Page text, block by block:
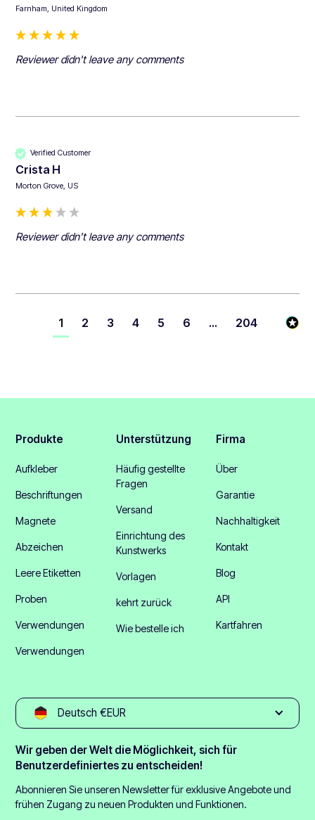
Farnham, United Kingdom
Reviewer didn't leave any comments
Verified Customer
Crista H
Morton Grove, US
Reviewer didn't leave any comments
1 2 3 4 5 6 ... 204
Produkte
Aufkleber
Beschriftungen
Magnete
Abzeichen
Leere Etiketten
Proben
Verwendungen
Verwendungen
Unterstützung
Häufig gestellte
Fragen
Versand
Einrichtung des
Kunstwerks
Vorlagen
kehrt zurück
Wie bestelle ich
Firma
Über
Garantie
Nachhaltigkeit
Kontakt
Blog
API
Kartfahren
Deutsch €EUR
Wir geben der Welt die Möglichkeit, sich für
Benutzerdefiniertes zu entscheiden!
Abonnieren Sie unseren Newsletter für exklusive Angebote und
frühen Zugang zu neuen Produkten und Funktionen.